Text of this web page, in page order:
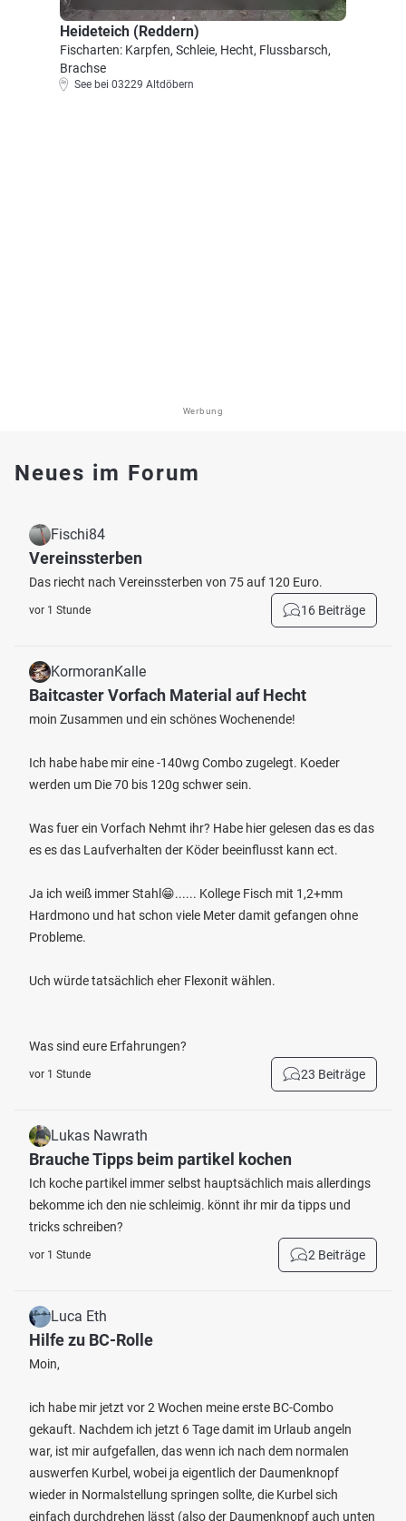
Heideteich (Reddern)
Fischarten: Karpfen, Schleie, Hecht, Flussbarsch,
Brachse
See bei 03229 Altdöbern
Werbung
Neues im Forum
Fischi84
Vereinssterben
Das riecht nach Vereinssterben von 75 auf 120 Euro.
vor 1 Stunde 16 Beiträge
KormoranKalle
Baitcaster Vorfach Material auf Hecht
moin Zusammen und ein schönes Wochenende!
Ich habe habe mir eine -140wg Combo zugelegt. Koeder
werden um Die 70 bis 120g schwer sein.
Was fuer ein Vorfach Nehmt ihr? Habe hier gelesen das es das
es es das Laufverhalten der Köder beeinflusst kann ect.
Ja ich weiß immer Stahl😁...... Kollege Fisch mit 1,2+mm
Hardmono und hat schon viele Meter damit gefangen ohne
Probleme.
Uch würde tatsächlich eher Flexonit wählen.
Was sind eure Erfahrungen?
vor 1 Stunde 23 Beiträge
Lukas Nawrath
Brauche Tipps beim partikel kochen
Ich koche partikel immer selbst hauptsächlich mais allerdings
bekomme ich den nie schleimig. könnt ihr mir da tipps und
tricks schreiben?
vor 1 Stunde 2 Beiträge
Luca Eth
Hilfe zu BC-Rolle
Moin,
ich habe mir jetzt vor 2 Wochen meine erste BC-Combo
gekauft. Nachdem ich jetzt 6 Tage damit im Urlaub angeln
war, ist mir aufgefallen, das wenn ich nach dem normalen
auswerfen Kurbel, wobei ja eigentlich der Daumenknopf
wieder in Normalstellung springen sollte, die Kurbel sich
einfach durchdrehen lässt (also der Daumenknopf auch unten